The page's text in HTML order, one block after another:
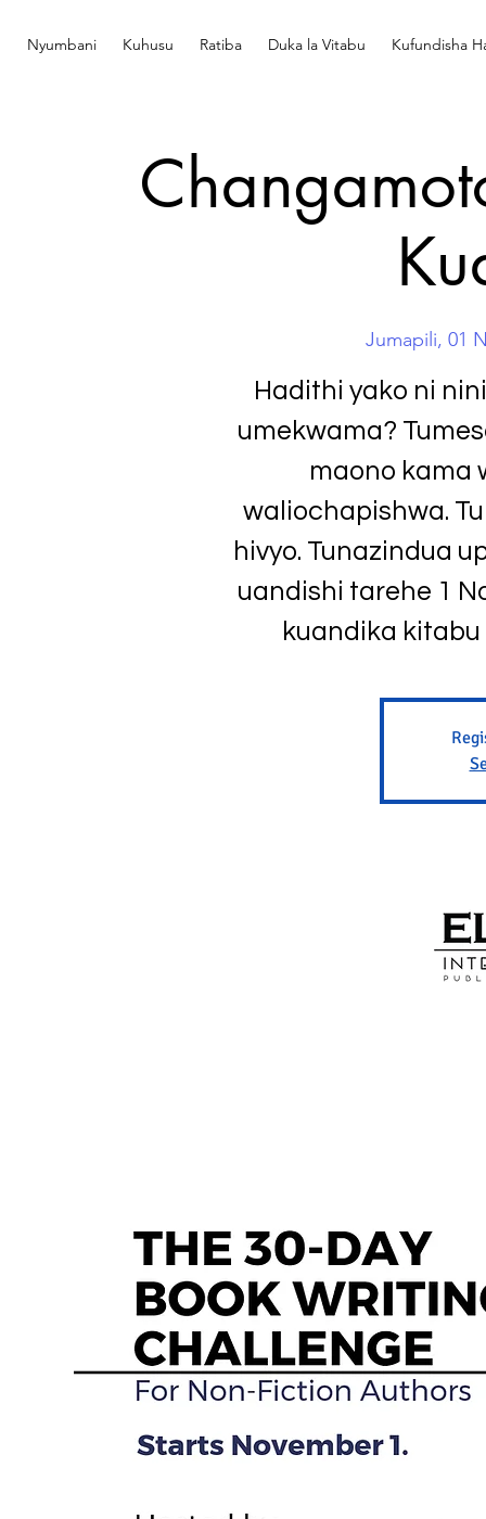
Nyumbani Kuhusu Ratiba Duka la Vitabu Kufundisha
Jumapili, 01
Hadithi yako ni
umekwama?
maono kama
waliochapishwa.
hivyo. Tunazindua
uandishi tarehe 1
kuandika kitabu